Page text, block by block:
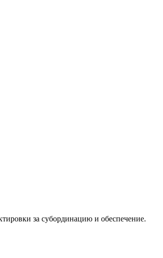
за субординацию и обеспечение.